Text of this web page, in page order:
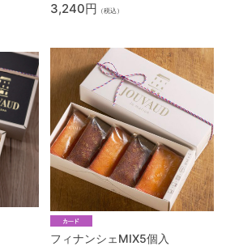
3,240円 （税込）
フィナンシェMIX5個入